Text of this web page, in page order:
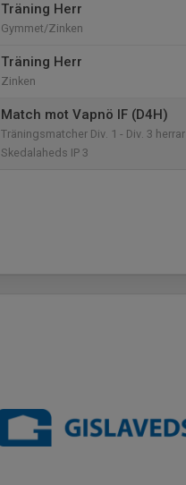
Träning Herr
Gymmet/Zinken
Träning Herr
Zinken
Match mot Vapnö IF (D4H)
Träningsmatcher Div. 1 - Div. 3 herrar
Skedalaheds IP 3